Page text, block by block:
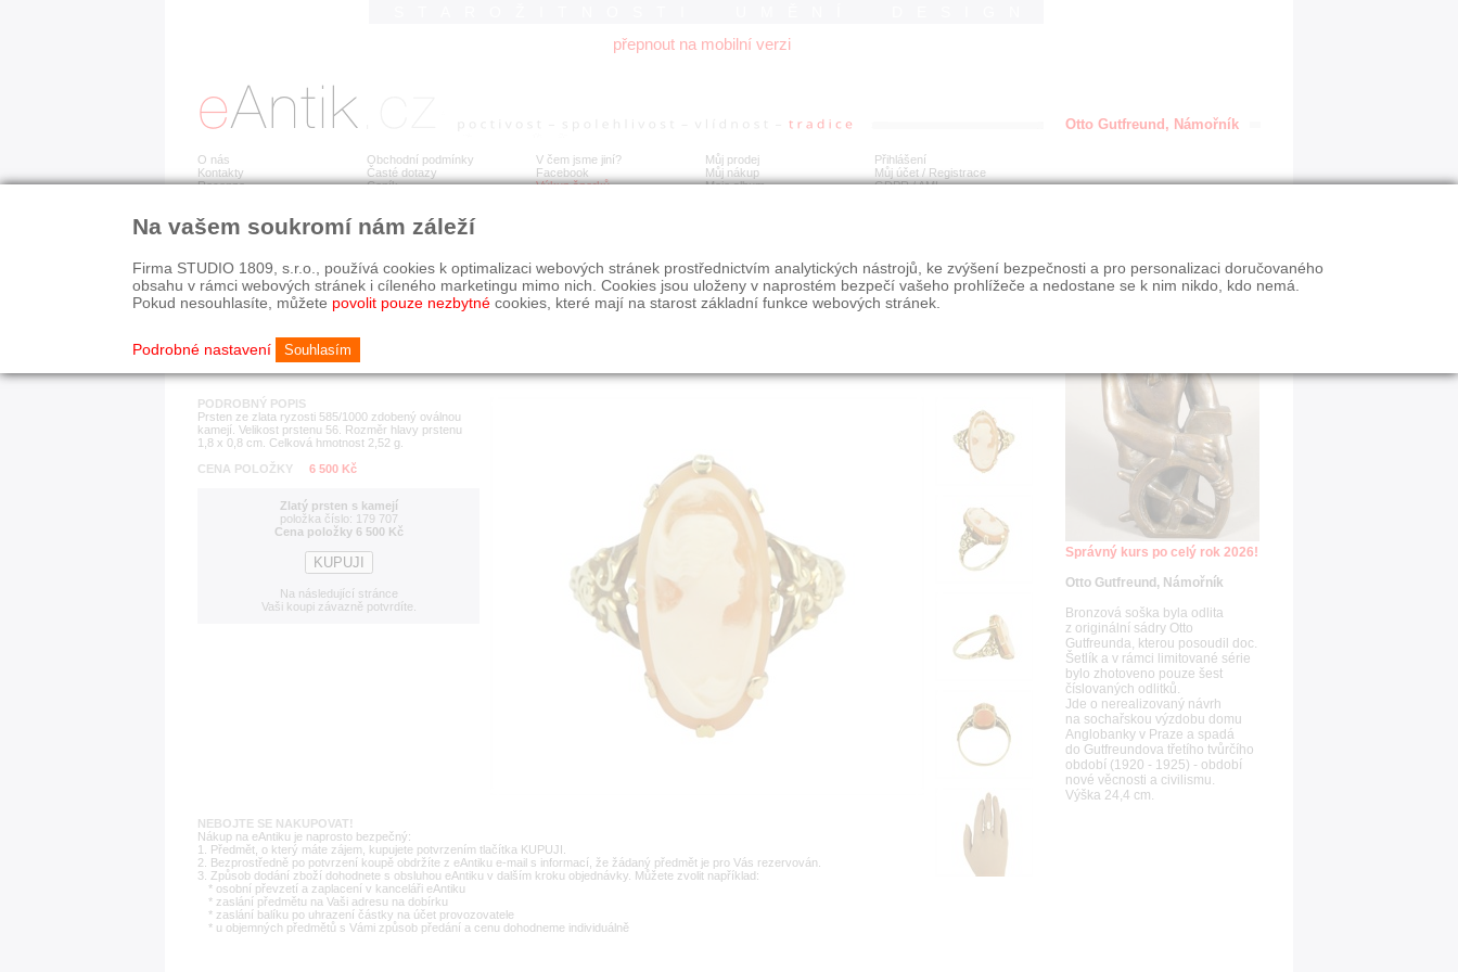
přepnout na mobilní verzi
O nás
Kontakty
Recenze
Obchodní podmínky
Časté dotazy
Ceník
V čem jsme jiní?
Facebook
Výkup šperků
Můj prodej
Můj nákup
Moje album
Přihlášení
Můj účet / Registrace
GDPR/AML
Detail položky č. 179 707 Zlatý prsten s kamejí
PODROBNÝ POPIS
Prsten ze zlata ryzosti 585/1000 zdobený oválnou
kamejí. Velikost prstenu 56. Rozměr hlavy prstenu
1,8 x 0,8 cm. Celková hmotnost 2,52 g.
CENA POLOŽKY
6 500 Kč
Zlatý prsten s kamejí
položka číslo: 179 707
Cena položky 6 500 Kč
Na následující stránce
Vaši koupi závazně potvrdíte.
NEBOJTE SE NAKUPOVAT!
Nákup na eAntiku je naprosto bezpečný:
1. Předmět, o který máte zájem, kupujete potvrzením tlačítka KUPUJI.
2. Bezprostředně po potvrzení koupě obdržíte z eAntiku e-mail s informací, že žádaný předmět je pro Vás rezervován.
3. Způsob dodání zboží dohodnete s obsluhou eAntiku v dalším kroku objednávky. Můžete zvolit například:
* osobní převzetí a zaplacení v kanceláři eAntiku
* zaslání předmětu na Vaši adresu na dobírku
* zaslání balíku po uhrazení částky na účet provozovatele
* u objemných předmětů s Vámi způsob předání a cenu dohodneme individuálně
Otto Gutfreund, Námořník
Správný kurs po celý rok 2026!
Otto Gutfreund, Námořník
Bronzová soška byla odlita
z originální sádry Otto
Gutfreunda, kterou posoudil doc.
Šetlík a v rámci limitované série
bylo zhotoveno pouze šest
číslovaných odlitků.
Jde o nerealizovaný návrh
na sochařskou výzdobu domu
Anglobanky v Praze a spadá
do Gutfreundova třetího tvůrčího
období (1920 - 1925) - období
nové věcnosti a civilismu.
Výška 24,4 cm.
Na vašem soukromí nám záleží
Firma STUDIO 1809, s.r.o., používá cookies k optimalizaci webových stránek prostřednictvím analytických nástrojů, ke zvýšení bezpečnosti a pro personalizaci doručovaného
obsahu v rámci webových stránek i cíleného marketingu mimo nich. Cookies jsou uloženy v naprostém bezpečí vašeho prohlížeče a nedostane se k nim nikdo, kdo nemá.
Pokud nesouhlasíte, můžete povolit pouze nezbytné cookies, které mají na starost základní funkce webových stránek.
Podrobné nastavení Souhlasím